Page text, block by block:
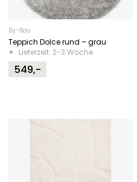
By-Boo
Teppich Dolce rund – grau
Lieferzeit: 2-3 Woche
549,-